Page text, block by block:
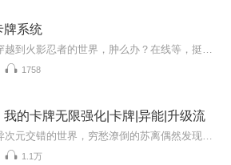
牌系统
1758
我的卡牌无限强化|卡牌|异能|升级流
1.1万